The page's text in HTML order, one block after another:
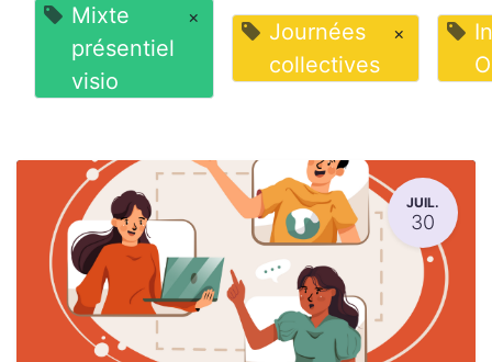
Mixte
présentiel
visio
×
Journées
collectives
×
JUIL.
30